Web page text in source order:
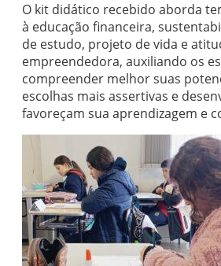
O kit didático recebido aborda
à educação financeira,
de estudo, projeto de vida e
empreendedora, auxiliando os
compreender melhor suas
escolhas mais assertivas e
favoreçam sua aprendizagem e